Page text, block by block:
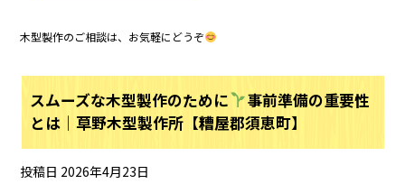
木型製作のご相談は、お気軽にどうぞ
スムーズな木型製作のために
事前準備の重要性
とは｜草野木型製作所【糟屋郡須恵町】
投稿日 2026年4月23日